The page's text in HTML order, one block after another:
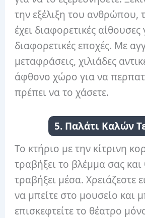
την εξέλιξη του ανθρώπου,
έχει διαφορετικές αίθουσες
διαφορετικές εποχές. Με
μεταφράσεις, χιλιάδες
άφθονο χώρο για να
πρέπει να το χάσετε.
5. Παλάτι Καλών
Το κτήριο με την κίτρινη
τραβήξει το βλέμμα σας
τραβήξει μέσα. Χρειάζεστε
να μπείτε στο μουσείο και
επισκεφτείτε το θέατρο